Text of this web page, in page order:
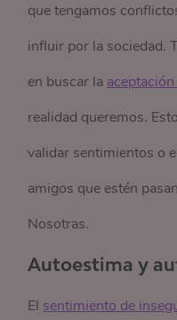
quetengamos
influir por la sociedad.
en buscar la
realidad queremos.
validar sentimientos o
amigos que estén
Nosotras.
Autoestima y
El sentimiento de